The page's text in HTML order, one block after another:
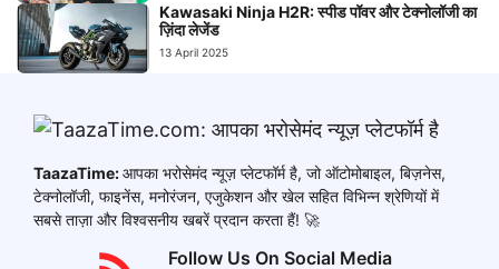
Kawasaki Ninja H2R: स्पीड पॉवर और टेक्नोलॉजी का
ज़िंदा लेजेंड
13 April 2025
TaazaTime:आपका भरोसेमंद न्यूज़ प्लेटफॉर्म है, जो ऑटोमोबाइल, बिज़नेस,
टेक्नोलॉजी, फाइनेंस, मनोरंजन, एजुकेशन और खेल सहित विभिन्न श्रेणियों में
सबसे ताज़ा और विश्वसनीय खबरें प्रदान करता हैं! 🚀
Follow Us On Social Media